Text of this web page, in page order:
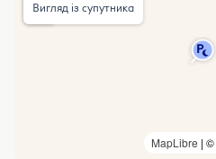
MapLibre | ©
Вигляд із супутника